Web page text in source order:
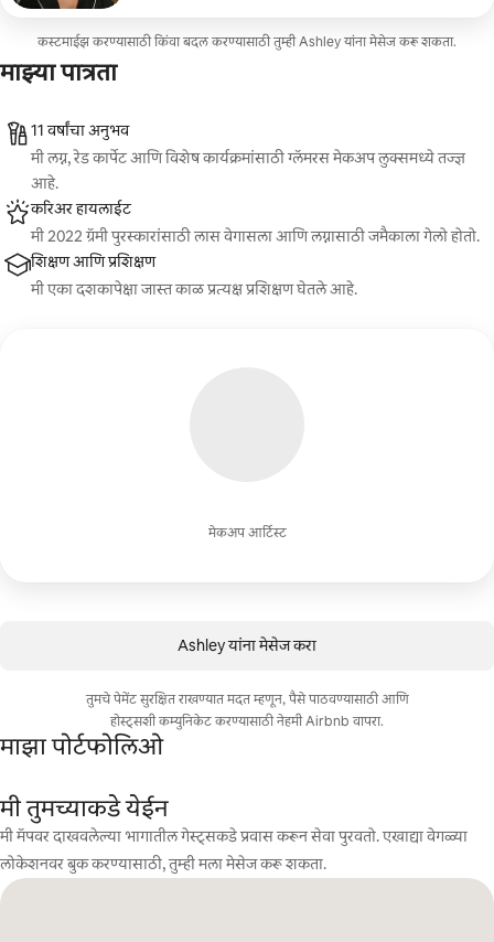
कस्टमाईझ करण्यासाठी किंवा बदल करण्यासाठी तुम्ही Ashley यांना मेसेज करू शकता.
माझ्या पात्रता
मेकअप आर्टिस्ट
11 वर्षांचा अनुभव
मी लग्न, रेड कार्पेट आणि विशेष कार्यक्रमांसाठी ग्लॅमरस मेकअप लुक्समध्ये तज्ज्ञ
आहे.
करिअर हायलाईट
मी 2022 ग्रॅमी पुरस्कारांसाठी लास वेगासला आणि लग्नासाठी जमैकाला गेलो होतो.
शिक्षण आणि प्रशिक्षण
मी एका दशकापेक्षा जास्त काळ प्रत्यक्ष प्रशिक्षण घेतले आहे.
Ashley यांना मेसेज करा
तुमचे पेमेंट सुरक्षित राखण्यात मदत म्हणून, पैसे पाठवण्यासाठी आणि
होस्ट्सशी कम्युनिकेट करण्यासाठी नेहमी Airbnb वापरा.
माझा पोर्टफोलिओ
मी तुमच्याकडे येईन
मी मॅपवर दाखवलेल्या भागातील गेस्ट्सकडे प्रवास करून सेवा पुरवतो. एखाद्या वेगळ्या
लोकेशनवर बुक करण्यासाठी, तुम्ही मला मेसेज करू शकता.